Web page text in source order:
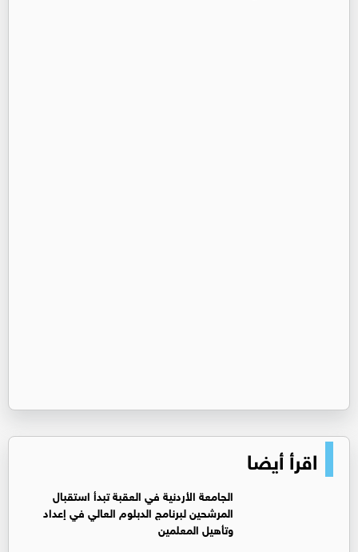
اقرأ أيضا
الجامعة الأردنية في العقبة تبدأ استقبال
المرشحين لبرنامج الدبلوم العالي في إعداد
وتأهيل المعلمين